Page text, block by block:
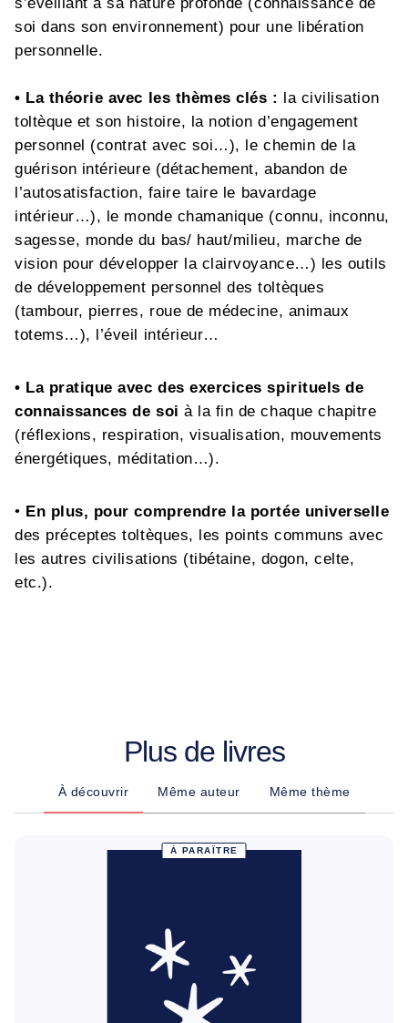
soi dans son environnement) pour une libération
personnelle.
• La théorie avec les thèmes clés : la civilisation
toltèque et son histoire, la notion d’engagement
personnel (contrat avec soi…), le chemin de la
guérison intérieure (détachement, abandon de
l’autosatisfaction, faire taire le bavardage
intérieur…), le monde chamanique (connu, inconnu,
sagesse, monde du bas/ haut/milieu, marche de
vision pour développer la clairvoyance…) les outils
de développement personnel des toltèques
(tambour, pierres, roue de médecine, animaux
totems…), l’éveil intérieur…
• La pratique avec des exercices spirituels de
connaissances de soi à la fin de chaque chapitre
(réflexions, respiration, visualisation, mouvements
énergétiques, méditation…).
• En plus, pour comprendre la portée universelle
des préceptes toltèques, les points communs avec
les autres civilisations (tibétaine, dogon, celte,
etc.).
Plus de livres
À découvrir Même auteur Même thème
À PARAÎTRE